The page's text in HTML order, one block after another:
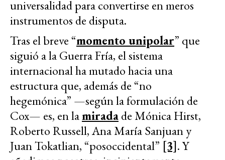
universalidad para convertirse en meros
instrumentos de disputa.
Tras el breve “momento unipolar” que
siguió a la Guerra Fría, el sistema
internacional ha mutado hacia una
estructura que, además de “no
hegemónica” —según la formulación de
Cox— es, en lamiradade Mónica Hirst,
Roberto Russell, Ana María Sanjuan y
Juan Tokatlian, “posoccidental” [3]. Y